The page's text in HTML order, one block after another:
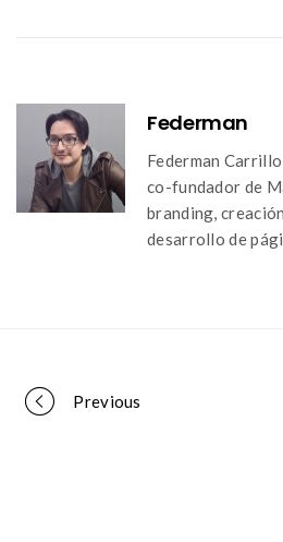
Federman
Federman
co-fundador de
branding,
desarrollo de
Portfolio
Previous